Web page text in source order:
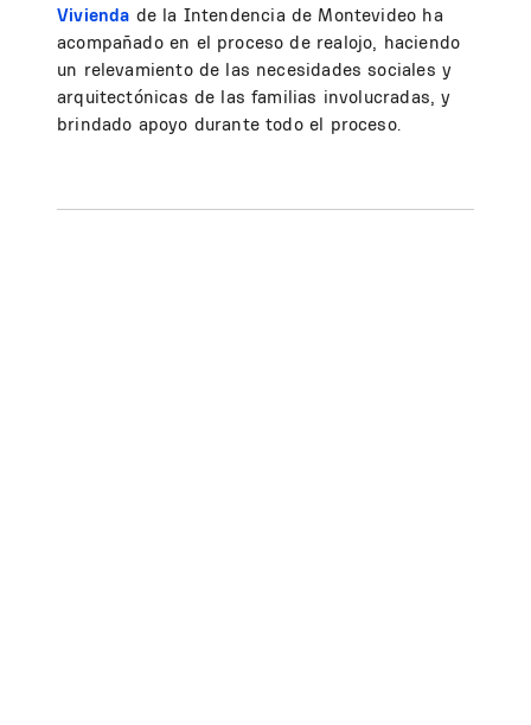
Vivienda de la Intendencia de Montevideo ha
acompañado en el proceso de realojo, haciendo
un relevamiento de las necesidades sociales y
arquitectónicas de las familias involucradas, y
brindado apoyo durante todo el proceso.